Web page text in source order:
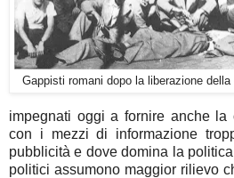
Gappisti romani dopo la liberazione della
impegnati oggi a fornire anche la
con i mezzi di informazione
pubblicità e dove domina la
politici assumono maggior rilievo